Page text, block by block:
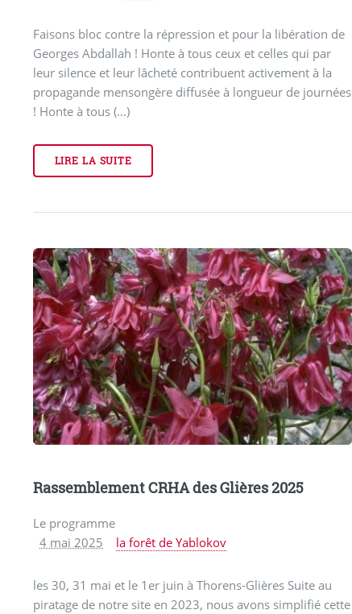
Faisons bloc contre la répression et pour la libération de
Georges Abdallah ! Honte à tous ceux et celles qui par
leur silence et leur lâcheté contribuent activement à la
propagande mensongère diffusée à longueur de journées
! Honte à tous (…)
LIRE LA SUITE
Rassemblement CRHA des Glières 2025
Le programme
4 mai 2025
la forêt de Yablokov
les 30, 31 mai et le 1er juin à Thorens-Glières Suite au
piratage de notre site en 2023, nous avons simplifié cette